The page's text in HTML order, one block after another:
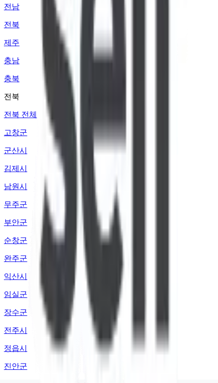
전남
전북
제주
충남
충북
전북
전북 전체
고창군
군산시
김제시
남원시
무주군
부안군
순창군
완주군
익산시
임실군
장수군
전주시
정읍시
진안군